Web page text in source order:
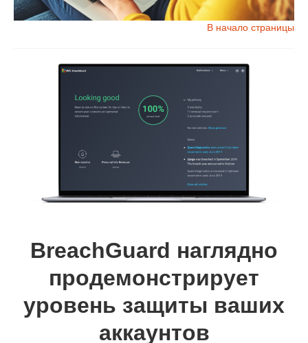
В начало страницы
BreachGuard наглядно
продемонстрирует
уровень защиты ваших
аккаунтов